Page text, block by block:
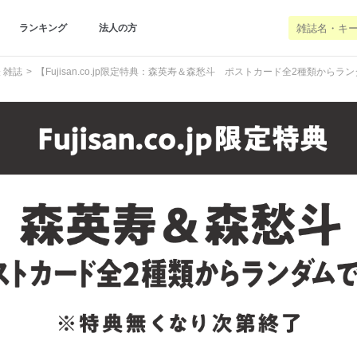
ランキング 法人の方
雑誌 【Fujisan.co.jp限定特典：森英寿＆森愁斗 ポストカード全2種類からラ